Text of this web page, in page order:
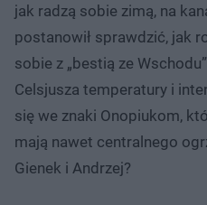
jak radzą sobie zimą, na
postanowił sprawdzić, jak
sobie z „bestią ze
Celsjusza temperatury i
się we znaki Onopiukom,
mają nawet centralnego
Gienek i Andrzej?